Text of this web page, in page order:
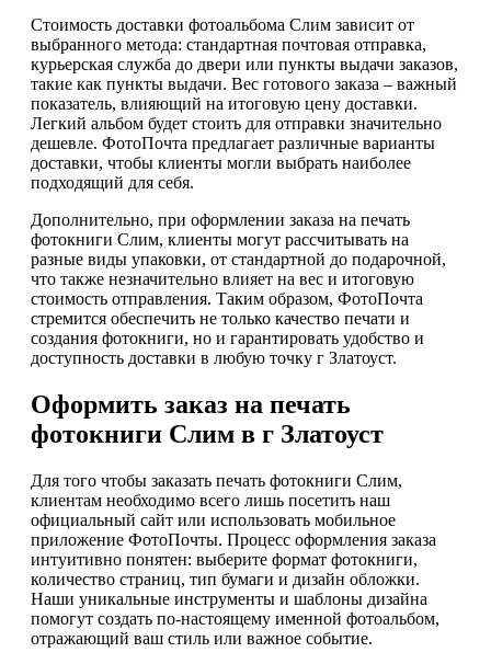
Стоимость доставки фотоальбома Слим зависит от
выбранного метода: стандартная почтовая отправка,
курьерская служба до двери или пункты выдачи заказов,
такие как пункты выдачи. Вес готового заказа – важный
показатель, влияющий на итоговую цену доставки.
Легкий альбом будет стоить для отправки значительно
дешевле. ФотоПочта предлагает различные варианты
доставки, чтобы клиенты могли выбрать наиболее
подходящий для себя.
Дополнительно, при оформлении заказа на печать
фотокниги Слим, клиенты могут рассчитывать на
разные виды упаковки, от стандартной до подарочной,
что также незначительно влияет на вес и итоговую
стоимость отправления. Таким образом, ФотоПочта
стремится обеспечить не только качество печати и
создания фотокниги, но и гарантировать удобство и
доступность доставки в любую точку г Златоуст.
Оформить заказ на печать
фотокниги Слим в г Златоуст
Для того чтобы заказать печать фотокниги Слим,
клиентам необходимо всего лишь посетить наш
официальный сайт или использовать мобильное
приложение ФотоПочты. Процесс оформления заказа
интуитивно понятен: выберите формат фотокниги,
количество страниц, тип бумаги и дизайн обложки.
Наши уникальные инструменты и шаблоны дизайна
помогут создать по-настоящему именной фотоальбом,
отражающий ваш стиль или важное событие.